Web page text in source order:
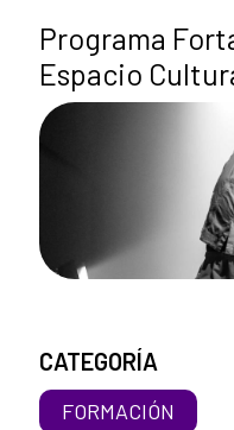
Programa
Espacio
CATEGORÍA
FORMACIÓN